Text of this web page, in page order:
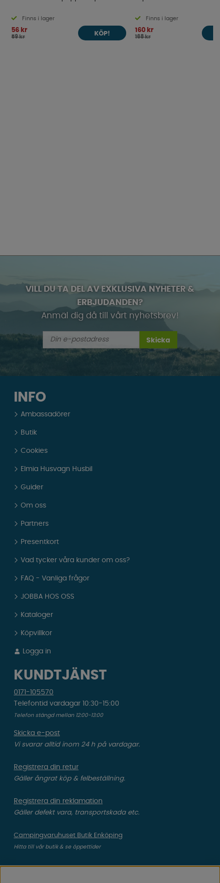
Finns i lager
56 kr
59 kr
KÖP!
Finns i lager
160 kr
168 kr
VILL DU TA DEL AV EXKLUSIVA NYHETER &
ERBJUDANDEN?
Anmäl dig då till vårt nyhetsbrev!
Skicka
INFO
Ambassadörer
Butik
Cookies
Elmia Husvagn Husbil
Guider
Om oss
Partners
Presentkort
Vad tycker våra kunder om oss?
FAQ - Vanliga frågor
JOBBA HOS OSS
Kataloger
Köpvillkor
Logga in
KUNDTJÄNST
0171-105570
Telefontid vardagar 10:30-15:00
Telefon stängd mellan 12:00-13:00
Skicka e-post
Vi svarar alltid inom 24 h på vardagar.
Registrera din retur
Gäller ångrat köp & felbeställning.
Registrera din reklamation
Gäller defekt vara, transportskada etc.
Campingvaruhuset Butik Enköping
Hitta till vår butik & se öppettider